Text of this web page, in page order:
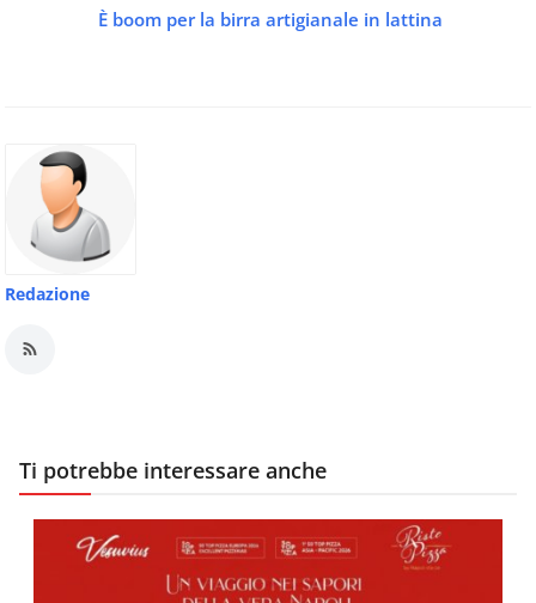
È boom per la birra artigianale in lattina
Redazione
Ti potrebbe interessare anche